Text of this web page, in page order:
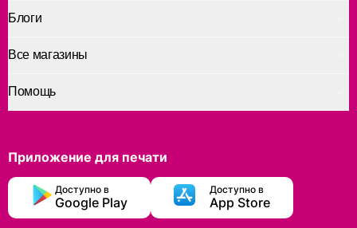
Помощь
Блоги
Все магазины
Приложение для печати
Доступно в
Google Play
Доступно в
App Store